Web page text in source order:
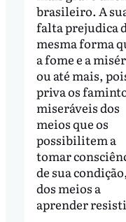
brasileiro. A
falta prejudica
mesma forma
a fome e a
ou até mais,
priva os
miseráveis dos
meios que os
possibilitem a
tomar
de sua condição,
dos meios a
aprender